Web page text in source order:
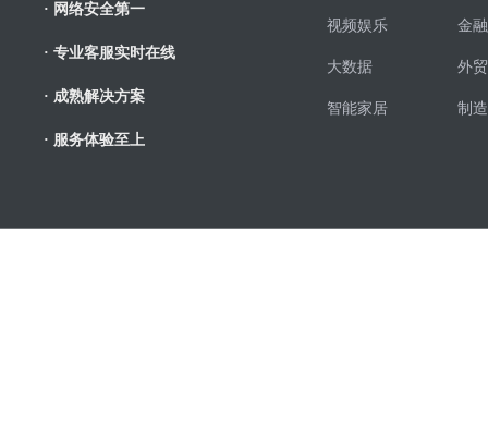
· 网络安全第一
· 专业客服实时在线
· 成熟解决方案
· 服务体验至上
视频娱乐 金
大数据 外
智能家居 制